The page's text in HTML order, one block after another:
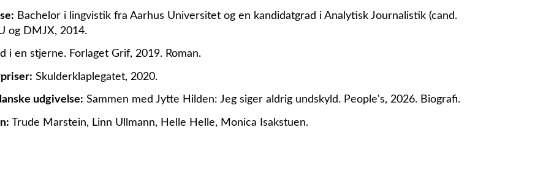
Bachelor i lingvistik fra Aarhus Universitet og en kandidatgrad i Analytisk Journalistik (cand.
og DMJX, 2014.
i en stjerne. Forlaget Grif, 2019. Roman.
Skulderklaplegatet, 2020.
udgivelse: Sammen med Jytte Hilden: Jeg siger aldrig undskyld. People's, 2026. Biografi.
Trude Marstein, Linn Ullmann, Helle Helle, Monica Isakstuen.